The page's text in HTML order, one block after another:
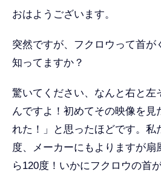
おはようございます。
突然ですが、フクロウって首が
知ってますか？
驚いてください、なんと右と左
んですよ！初めてその映像を見
れた！」と思ったほどです。私
度、メーカーにもよりますが扇
ら120度！いかにフクロウの首